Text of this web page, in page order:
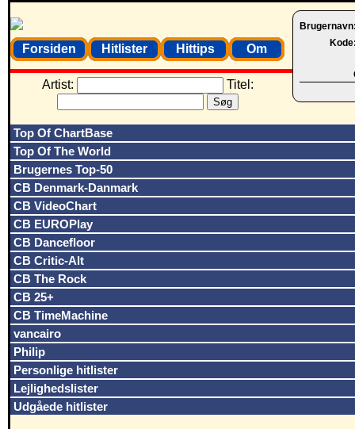
Forsiden Hitlister Hittips Om
Artist: Titel:
Top Of ChartBase
Top Of The World
Brugernes Top-50
CB Denmark-Danmark
CB VideoChart
CB EUROPlay
CB Dancefloor
CB Critic-Alt
CB The Rock
CB 25+
CB TimeMachine
vancairo
Philip
Personlige hitlister
Lejlighedslister
Udgåede hitlister